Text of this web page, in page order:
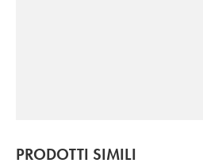
PRODOTTI SIMILI